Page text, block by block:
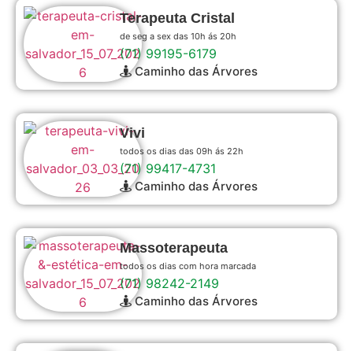
Terapeuta Cristal
de seg a sex das 10h ás 20h
(71) 99195-6179
Caminho das Árvores
Vivi
todos os dias das 09h ás 22h
(71) 99417-4731
Caminho das Árvores
Massoterapeuta
todos os dias com hora marcada
(71) 98242-2149
Caminho das Árvores